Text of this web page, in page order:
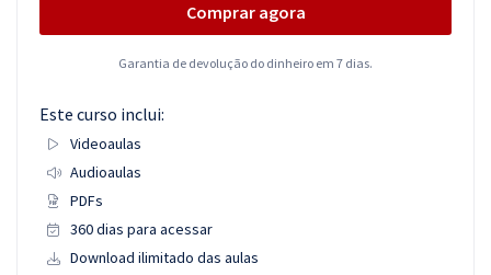
Comprar agora
Garantia de devolução do dinheiro em 7 dias.
Este curso inclui:
Videoaulas
Audioaulas
PDFs
360 dias para acessar
Download ilimitado das aulas